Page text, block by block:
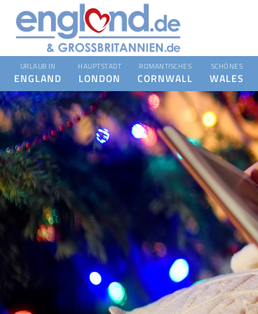
URLAUB IN
ENGLAND
HAUPTSTADT
LONDON
ROMANTISCHES
CORNWALL
SCHÖNES
WALES